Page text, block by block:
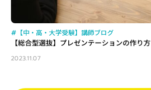
#【中・高・大学受験】講師ブログ
【総合型選抜】プレゼンテーションの作り方
2023.11.07